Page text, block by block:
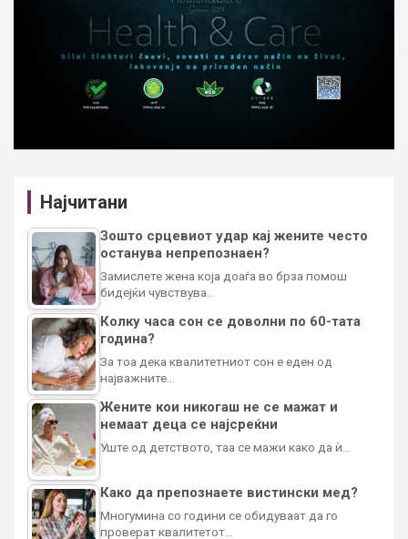
Најчитани
Зошто срцевиот удар кај жените често
останува непрепознаен?
Замислете жена која доаѓа во брза помош
бидејќи чувствува…
Колку часа сон се доволни по 60-тата
година?
За тоа дека квалитетниот сон е еден од
најважните…
Жените кои никогаш не се мажат и
немаат деца се најсреќни
Уште од детството, таа се мажи како да ѝ…
Како да препознаете вистински мед?
Многумина со години се обидуваат да го
проверат квалитетот…